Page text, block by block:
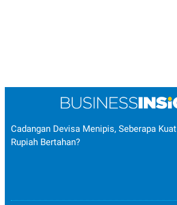
Cadangan Devisa Menipis, Seberapa Kuat
Rupiah Bertahan?